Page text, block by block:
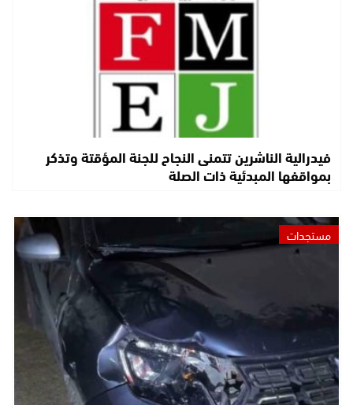
فيدرالية الناشرين تتمنى النجاح للجنة المؤقتة وتذكر
بمواقفها المبدئية ذات الصلة
مستجدات